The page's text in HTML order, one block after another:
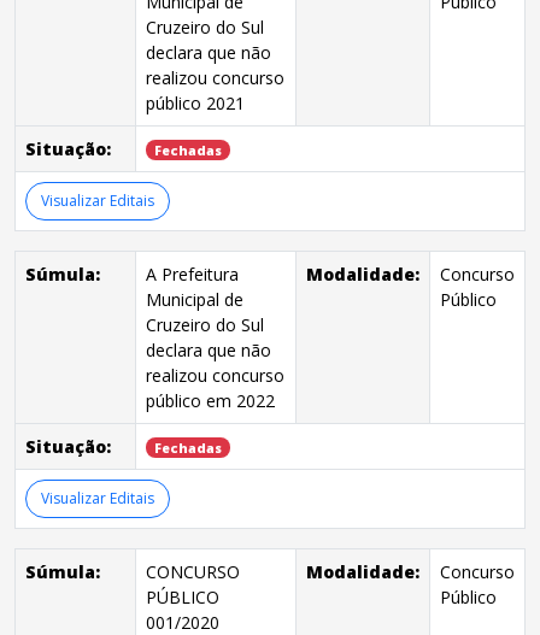
Cruzeiro do Sul
declara que não
realizou concurso
público 2021
Situação: Fechadas
Visualizar Editais
Súmula:
A Prefeitura
Municipal de
Cruzeiro do Sul
declara que não
realizou concurso
público em 2022
Modalidade:
Concurso
Público
Situação: Fechadas
Visualizar Editais
Súmula:
CONCURSO
PÚBLICO
001/2020
Modalidade:
Concurso
Público